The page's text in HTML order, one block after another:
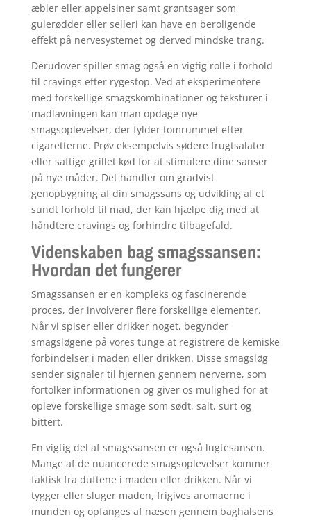
æbler eller appelsiner samt grøntsager som
gulerødder eller selleri kan have en beroligende
effekt på nervesystemet og derved mindske trang.
Derudover spiller smag også en vigtig rolle i forhold
til cravings efter rygestop. Ved at eksperimentere
med forskellige smagskombinationer og teksturer i
madlavningen kan man opdage nye
smagsoplevelser, der fylder tomrummet efter
cigaretterne. Prøv eksempelvis sødere frugtsalater
eller saftige grillet kød for at stimulere dine sanser
på nye måder. Det handler om gradvist
genopbygning af din smagssans og udvikling af et
sundt forhold til mad, der kan hjælpe dig med at
håndtere cravings og forhindre tilbagefald.
Videnskaben bag smagssansen:
Hvordan det fungerer
Smagssansen er en kompleks og fascinerende
proces, der involverer flere forskellige elementer.
Når vi spiser eller drikker noget, begynder
smagsløgene på vores tunge at registrere de kemiske
forbindelser i maden eller drikken. Disse smagsløg
sender signaler til hjernen gennem nerverne, som
fortolker informationen og giver os mulighed for at
opleve forskellige smage som sødt, salt, surt og
bittert.
En vigtig del af smagssansen er også lugtesansen.
Mange af de nuancerede smagsoplevelser kommer
faktisk fra duftene i maden eller drikken. Når vi
tygger eller sluger maden, frigives aromaerne i
munden og opfanges af næsen gennem baghalsens